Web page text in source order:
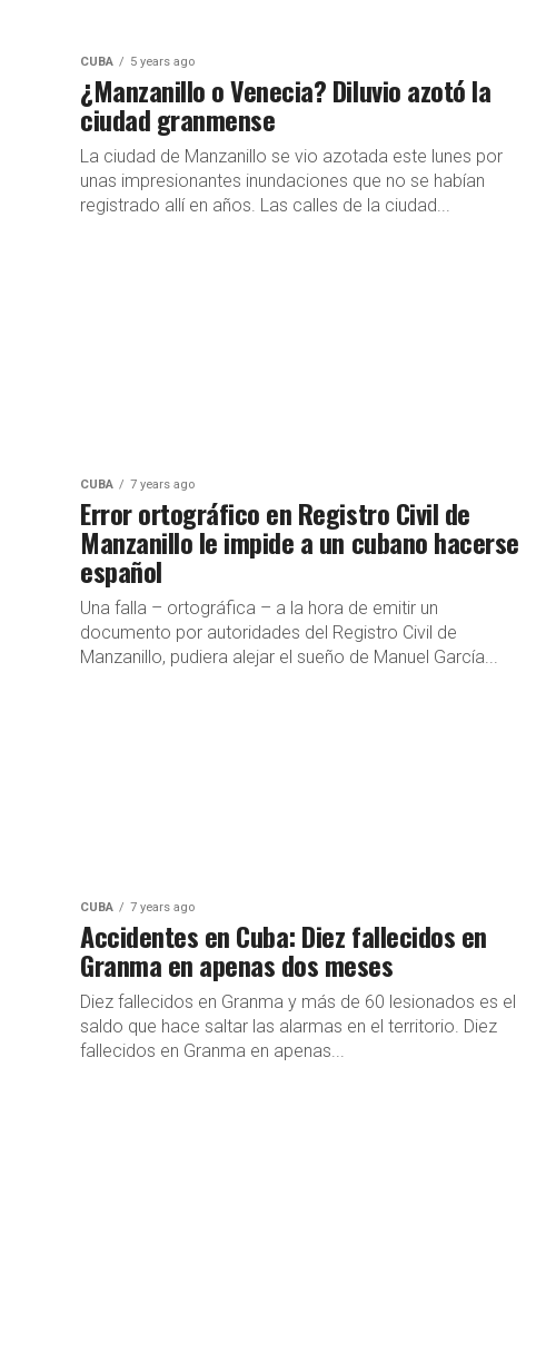
CUBA 5 years ago
¿Manzanillo o Venecia? Diluvio azotó la
ciudad granmense
La ciudad de Manzanillo se vio azotada este lunes por
unas impresionantes inundaciones que no se habían
registrado allí en años. Las calles de la ciudad...
CUBA 7 years ago
Error ortográfico en Registro Civil de
Manzanillo le impide a un cubano hacerse
español
Una falla – ortográfica – a la hora de emitir un
documento por autoridades del Registro Civil de
Manzanillo, pudiera alejar el sueño de Manuel García...
CUBA 7 years ago
Accidentes en Cuba: Diez fallecidos en
Granma en apenas dos meses
Diez fallecidos en Granma y más de 60 lesionados es el
saldo que hace saltar las alarmas en el territorio. Diez
fallecidos en Granma en apenas...